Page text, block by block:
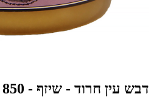
דבש עין חרוד - שיזף - 850 גר'